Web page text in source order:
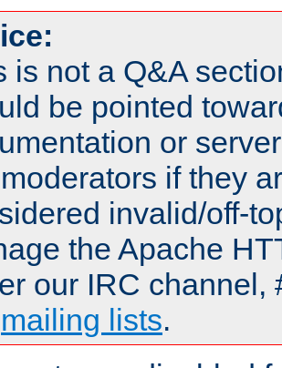
is not a Q&A
be pointed
or
if they
invalid/off-
the Apache
our IRC channel,
mailing lists.